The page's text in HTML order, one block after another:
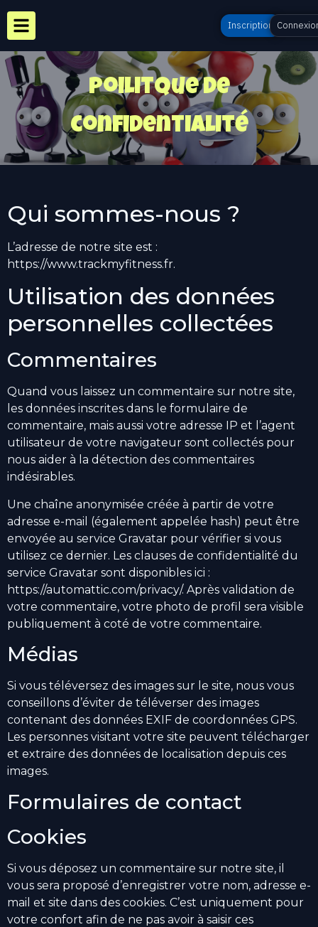
Inscription
Poilitque de
confidentialité
Qui sommes-nous ?
L’adresse de notre site est :
https://www.trackmyfitness.fr.
Utilisation des données
personnelles collectées
Commentaires
Quand vous laissez un commentaire sur notre site,
les données inscrites dans le formulaire de
commentaire, mais aussi votre adresse IP et l’agent
utilisateur de votre navigateur sont collectés pour
nous aider à la détection des commentaires
indésirables.
Une chaîne anonymisée créée à partir de votre
adresse e-mail (également appelée hash) peut être
envoyée au service Gravatar pour vérifier si vous
utilisez ce dernier. Les clauses de confidentialité du
service Gravatar sont disponibles ici :
https://automattic.com/privacy/. Après validation de
votre commentaire, votre photo de profil sera visible
publiquement à coté de votre commentaire.
Médias
Si vous téléversez des images sur le site, nous vous
conseillons d’éviter de téléverser des images
contenant des données EXIF de coordonnées GPS.
Les personnes visitant votre site peuvent télécharger
et extraire des données de localisation depuis ces
images.
Formulaires de contact
Cookies
Si vous déposez un commentaire sur notre site, il
vous sera proposé d’enregistrer votre nom, adresse e-
mail et site dans des cookies. C’est uniquement pour
votre confort afin de ne pas avoir à saisir ces